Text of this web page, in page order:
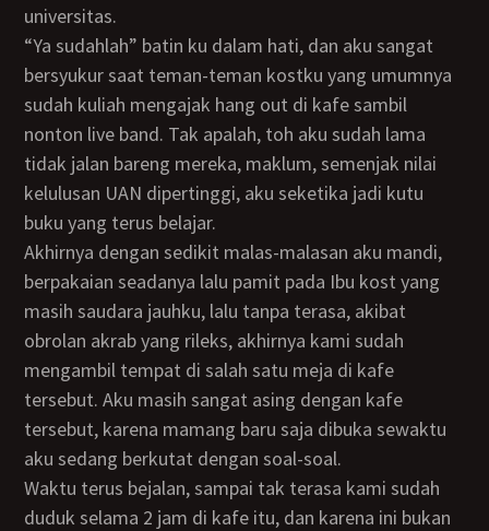
universitas.
“Ya sudahlah” batin ku dalam hati, dan aku sangat
bersyukur saat teman-teman kostku yang umumnya
sudah kuliah mengajak hang out di kafe sambil
nonton live band. Tak apalah, toh aku sudah lama
tidak jalan bareng mereka, maklum, semenjak nilai
kelulusan UAN dipertinggi, aku seketika jadi kutu
buku yang terus belajar.
Akhirnya dengan sedikit malas-malasan aku mandi,
berpakaian seadanya lalu pamit pada Ibu kost yang
masih saudara jauhku, lalu tanpa terasa, akibat
obrolan akrab yang rileks, akhirnya kami sudah
mengambil tempat di salah satu meja di kafe
tersebut. Aku masih sangat asing dengan kafe
tersebut, karena mamang baru saja dibuka sewaktu
aku sedang berkutat dengan soal-soal.
Waktu terus bejalan, sampai tak terasa kami sudah
duduk selama 2 jam di kafe itu, dan karena ini bukan